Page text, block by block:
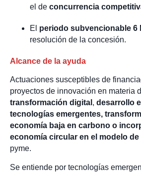
el de concurrencia
El periodo subvencionable 6
resolución de la concesión.
Alcance de la ayuda
Actuaciones susceptibles de
proyectos de innovación en materia
transformación digital , desarrollo
tecnologías emergentes,
economía baja en carbono o
economía circular en el modelo
pyme.
Se entiende por tecnologías